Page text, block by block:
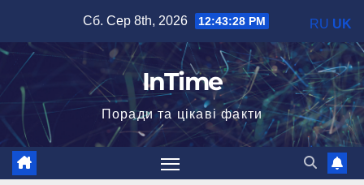
вмісту
Сб. Сер 8th, 2026 12:43:29 PM
InTime
Поради та цікаві факти
RU UK